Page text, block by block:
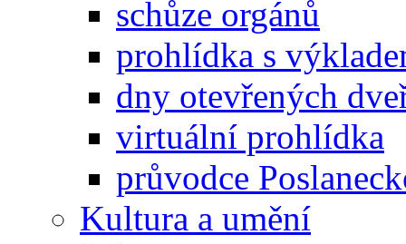
schůze orgánů
prohlídka s
dny otevřených
virtuální prohlídka
průvodce
Kultura a umění